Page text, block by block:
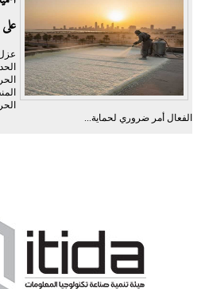
الفعال أمر ضروري لحماية...